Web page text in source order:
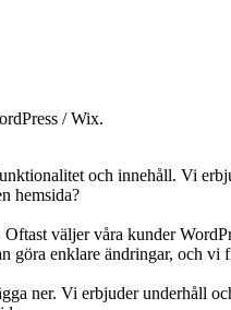
/ Wix.
och innehåll. Vi
hemsida?
Oftast väljer våra kunder
göra enklare ändringar, och vi
ner. Vi erbjuder underhåll